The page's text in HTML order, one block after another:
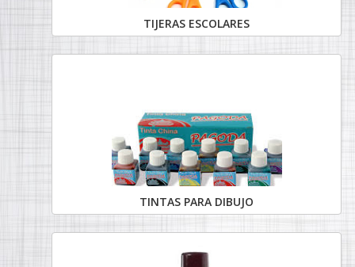
TIJERAS ESCOLARES
TINTAS PARA DIBUJO